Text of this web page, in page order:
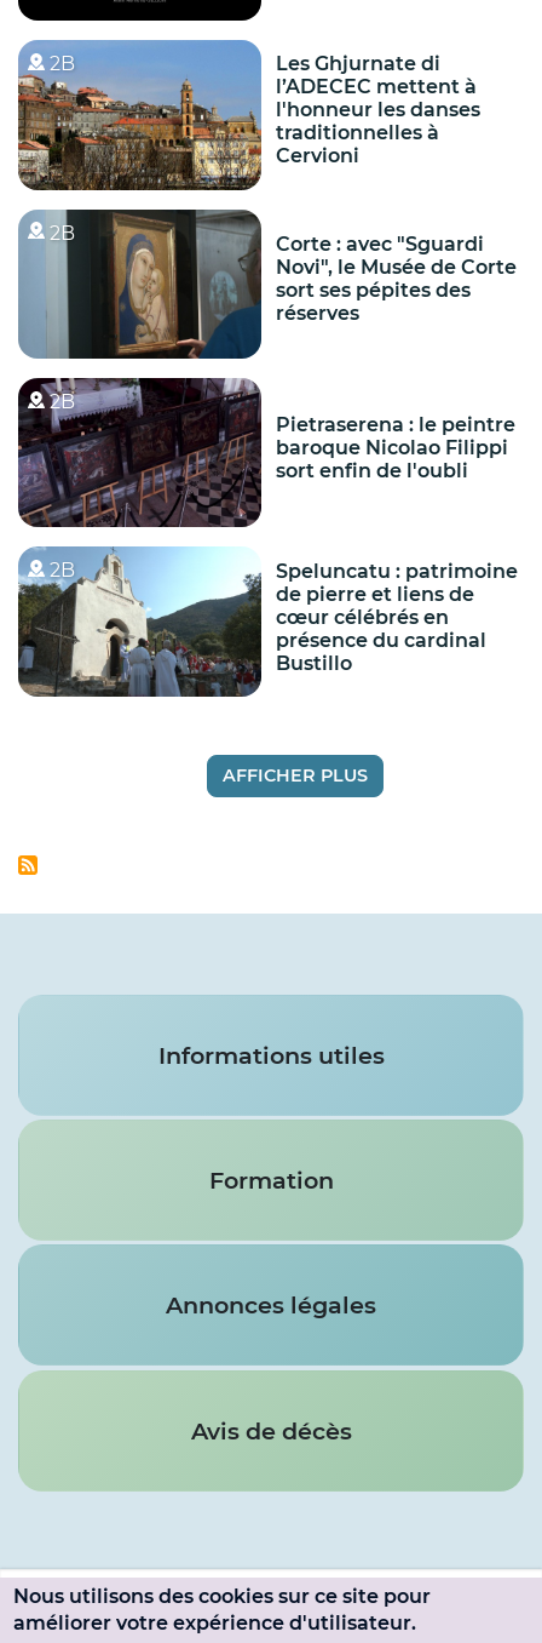
2B
Les Ghjurnate di
l’ADECEC mettent à
l'honneur les danses
traditionnelles à
Cervioni
2B
Corte : avec "Sguardi
Novi", le Musée de Corte
sort ses pépites des
réserves
2B
Pietraserena : le peintre
baroque Nicolao Filippi
sort enfin de l'oubli
2B
Speluncatu : patrimoine
de pierre et liens de
cœur célébrés en
présence du cardinal
Bustillo
AFFICHER PLUS
Services
Informations utiles
Formation
Annonces légales
Avis de décès
Menu SE CONNECTER
Nous utilisons des cookies sur ce site pour
améliorer votre expérience d'utilisateur.